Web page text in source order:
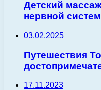
Детский
нервной
03.02.2025
Путешествия
17.11.2023